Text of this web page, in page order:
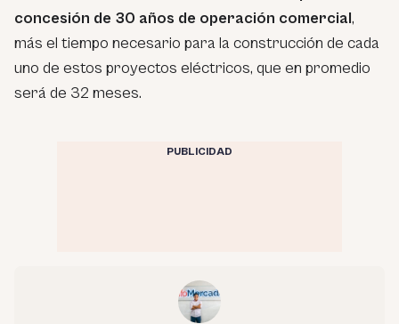
concesión de 30 años de operación comercial,
más el tiempo necesario para la construcción de cada
uno de estos proyectos eléctricos, que en promedio
será de 32 meses.
PUBLICIDAD